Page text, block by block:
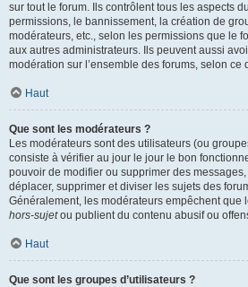
sur tout le forum. Ils contrôlent tous les aspects
permissions, le bannissement, la création de
modérateurs, etc., selon les permissions que le
aux autres administrateurs. Ils peuvent aussi
modération sur l’ensemble des forums, selon ce
Haut
Que sont les modérateurs ?
Les modérateurs sont des utilisateurs (ou
consiste à vérifier au jour le jour le bon
pouvoir de modifier ou supprimer des
déplacer, supprimer et diviser les sujets des
Généralement, les modérateurs empêchent que
hors-sujetou publient du contenu abusif ou
Haut
Que sont les groupes d’utilisateurs ?